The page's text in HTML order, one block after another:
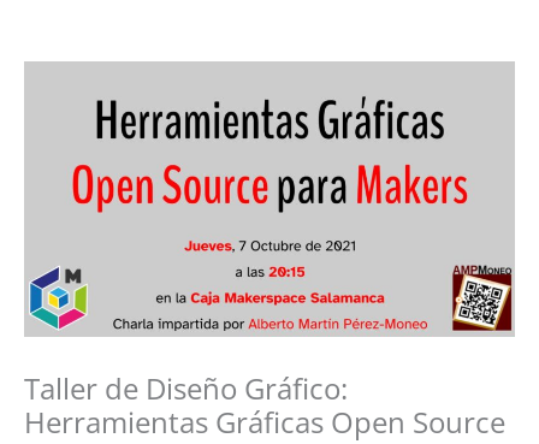
Taller de Diseño Gráfico:
Herramientas Gráficas Open Source